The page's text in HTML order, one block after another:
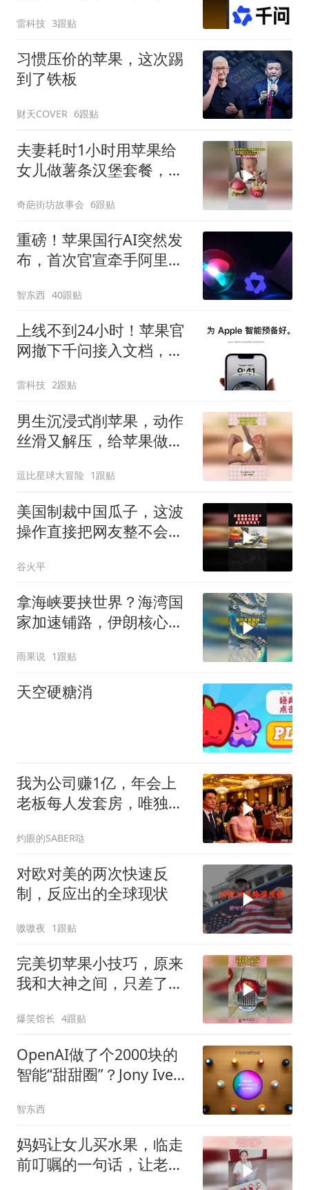
雷科技 3跟贴
习惯压价的苹果，这次踢
到了铁板
财天COVER 6跟贴
夫妻耗时1小时用苹果给
女儿做薯条汉堡套餐，希
奇葩街坊故事会 6跟贴
重磅！苹果国行AI突然发
布，首次官宣牵手阿里，
智东西 40跟贴
上线不到24小时！苹果官
网撤下千问接入文档，国
雷科技 2跟贴
男生沉浸式削苹果，动作
丝滑又解压，给苹果做了
逗比星球大冒险 1跟贴
美国制裁中国瓜子，这波
操作直接把网友整不会了
谷火平
拿海峡要挟世界？海湾国
家加速铺路，伊朗核心筹
雨果说 1跟贴
天空硬糖消
我为公司赚1亿，年会上
老板每人发套房，唯独给
灼眼的SABER哒
对欧对美的两次快速反
制，反应出的全球现状
嗷嗷夜 1跟贴
完美切苹果小技巧，原来
我和大神之间，只差了一
爆笑馆长 4跟贴
OpenAI做了个2000块的
智能“甜甜圈”？Jony Ive操
智东西
妈妈让女儿买水果，临走
前叮嘱的一句话，让老板